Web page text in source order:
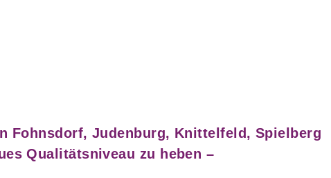
Fohnsdorf, Judenburg, Knittelfeld, Spielberg
Qualitätsniveau zu heben –